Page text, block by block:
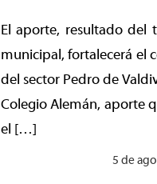
El aporte, resultado del
municipal, fortalecerá el
del sector Pedro de
Colegio Alemán, aporte
el […]
5 de